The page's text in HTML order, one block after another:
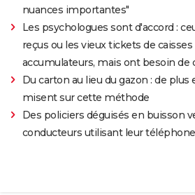
nuances importantes"
Les psychologues sont d'accord :
reçus ou les vieux tickets de
accumulateurs, mais ont besoin de
Du carton au lieu du gazon : de plus
misent sur cette méthode
Des policiers déguisés en buisson
conducteurs utilisant leur